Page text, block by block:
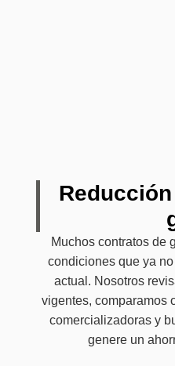
Muchos contratos de
condiciones que ya
actual. Nosotros
vigentes, comparamos
comercializadoras y
genere un